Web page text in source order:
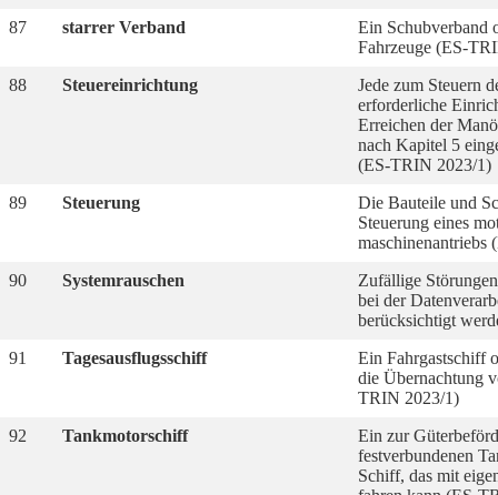
87
starrer Verband
Ein Schubverband
Fahrzeuge (ES-
88
Steuereinrichtung
Jede zum Steuern
erforderliche
Erreichen der
nach Kapitel 5
(ES-TRIN 2023/1)
89
Steuerung
Die Bauteile und
Steuerung eines
90
Systemrauschen
Zufällige
bei der
berücksichtigt
91
Tagesausflugsschiff
Ein Fahrgastschiff
die Übernachtung
TRIN 2023/1)
92
Tankmotorschiff
Ein zur
festverbundenen
Schiff, das mit